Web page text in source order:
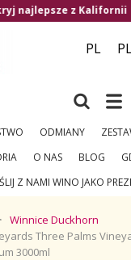
Darmowa
PL
ODMIANY
O NAS BLOG
Z NAMI WINO JAKO
Winnice Duckhorn
Three Palms
3000ml